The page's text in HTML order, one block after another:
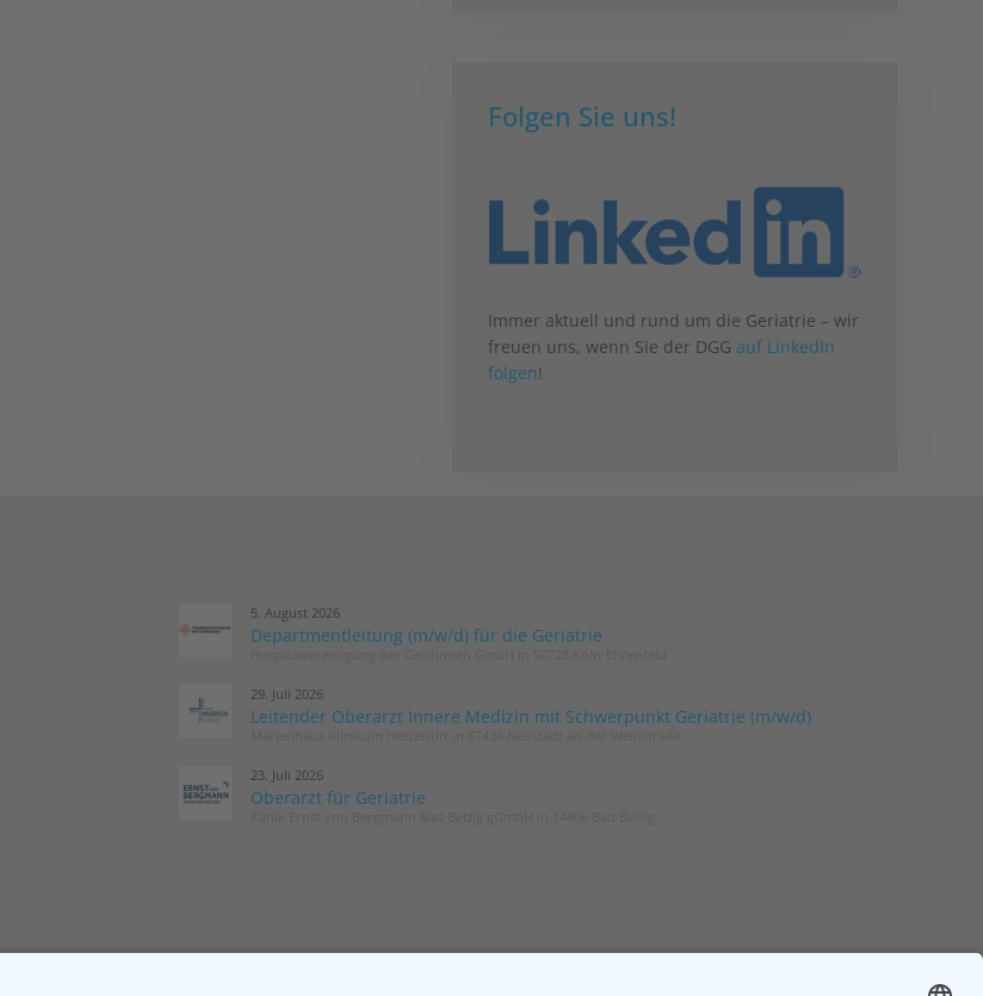
Folgen Sie uns!
Immer aktuell und rund um die Geriatrie – wir
freuen uns, wenn Sie der DGG auf LinkedIn
folgen!
5. August 2026
Departmentleitung (m/w/d) für die Geriatrie
29. Juli 2026
Leitender Oberarzt Innere Medizin mit Schwerpunkt Geriatrie (m/w/d)
23. Juli 2026
Oberarzt für Geriatrie